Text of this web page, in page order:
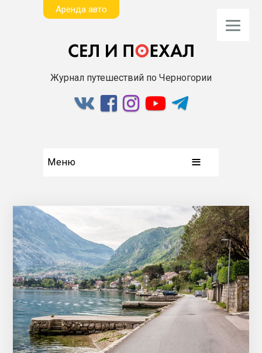
Aренда авто
Журнал путешествий по Черногории
Меню